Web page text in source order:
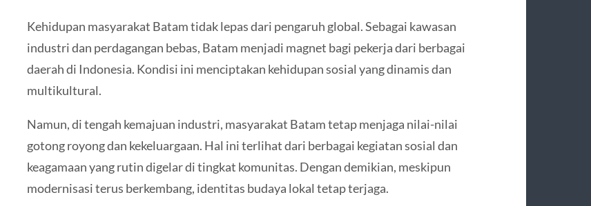
Kehidupan masyarakat Batam tidak lepas dari pengaruh global. Sebagai kawasan
industri dan perdagangan bebas, Batam menjadi magnet bagi pekerja dari berbagai
daerah di Indonesia. Kondisi ini menciptakan kehidupan sosial yang dinamis dan
multikultural.
Namun, di tengah kemajuan industri, masyarakat Batam tetap menjaga nilai-nilai
gotong royong dan kekeluargaan. Hal ini terlihat dari berbagai kegiatan sosial dan
keagamaan yang rutin digelar di tingkat komunitas. Dengan demikian, meskipun
modernisasi terus berkembang, identitas budaya lokal tetap terjaga.